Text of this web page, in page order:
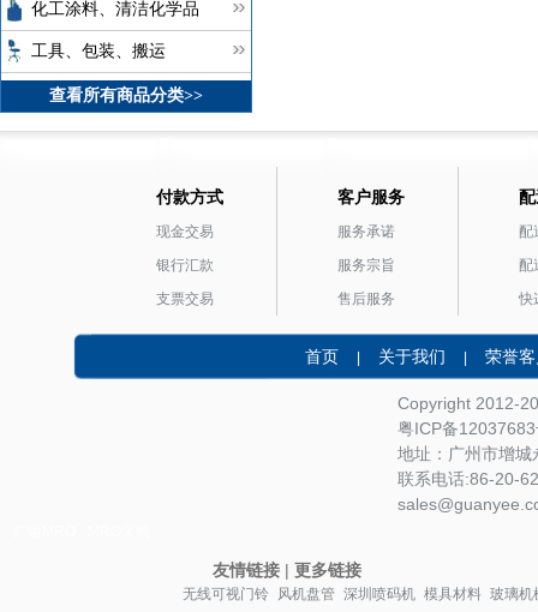
化工涂料、清洁化学品
工具、包装、搬运
查看所有商品分类>>
付款方式
现金交易
银行汇款
支票交易
客户服务
服务承诺
服务宗旨
售后服务
配
配
快
首页 关于我们 荣誉
Copyright 2012-
粤ICP备12037683
地址：广州市增
联系电话:86-20-
友情链接| 更多链接
无线可视门铃 风机盘管 深圳喷码机 模具材料 玻璃机